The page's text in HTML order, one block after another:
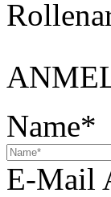
Name*
E-Mail